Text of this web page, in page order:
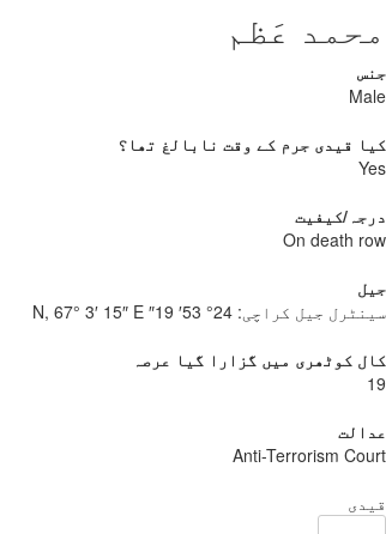
محمد عَظم
جنس
Male
کیا قیدی جرم کے وقت نابالغ تھا؟
Yes
درجہ/کیفیت
On death row
جیل
سینٹرل جیل کراچی: 24° 53′ 19″ N, 67° 3′ 15″ E
کال کوٹھری میں گزارا گیا عرصہ
19
عدالت
Anti-Terrorism Court
قیدی